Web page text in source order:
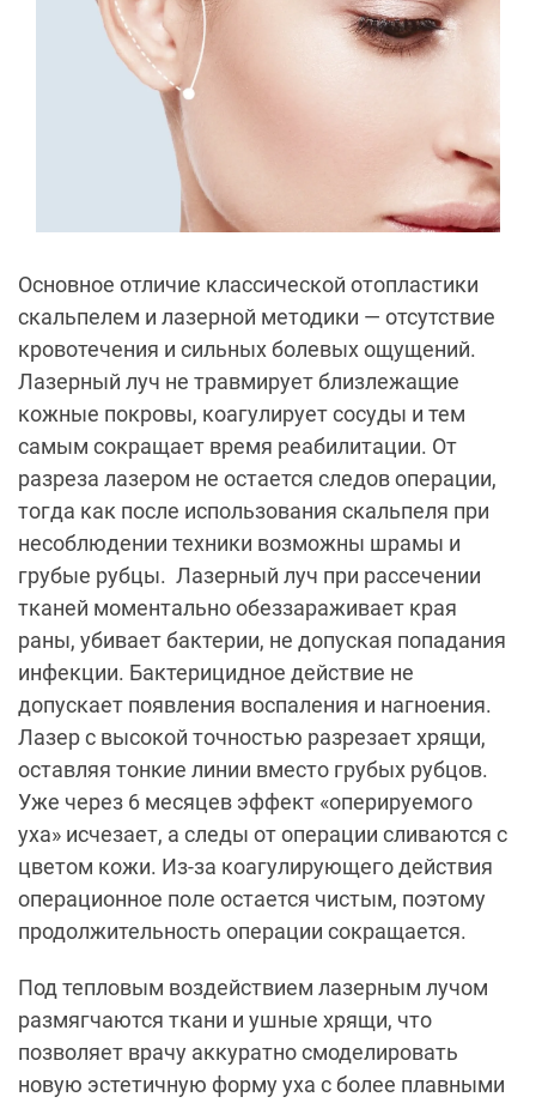
Основное отличие классической отопластики
скальпелем и лазерной методики — отсутствие
кровотечения и сильных болевых ощущений.
Лазерный луч не травмирует близлежащие
кожные покровы, коагулирует сосуды и тем
самым сокращает время реабилитации. От
разреза лазером не остается следов операции,
тогда как после использования скальпеля при
несоблюдении техники возможны шрамы и
грубые рубцы. Лазерный луч при рассечении
тканей моментально обеззараживает края
раны, убивает бактерии, не допуская попадания
инфекции. Бактерицидное действие не
допускает появления воспаления и нагноения.
Лазер с высокой точностью разрезает хрящи,
оставляя тонкие линии вместо грубых рубцов.
Уже через 6 месяцев эффект «оперируемого
уха» исчезает, а следы от операции сливаются с
цветом кожи. Из-за коагулирующего действия
операционное поле остается чистым, поэтому
продолжительность операции сокращается.
Под тепловым воздействием лазерным лучом
размягчаются ткани и ушные хрящи, что
позволяет врачу аккуратно смоделировать
новую эстетичную форму уха с более плавными